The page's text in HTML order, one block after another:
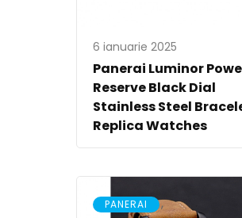
6 ianuarie 2025
Panerai Luminor
Reserve Black Dial
Stainless Steel
Replica Watches
PANERAI ,